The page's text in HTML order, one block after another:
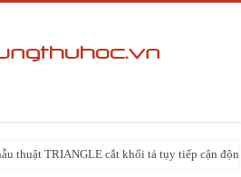
thuật TRIANGLE cắt khối tá tụy tiếp cận
GIẢI PHÁP ĐIỀU TRỊ TRIỆT CĂN CHO UNG